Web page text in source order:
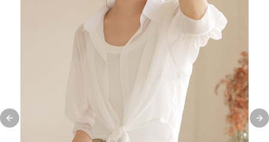
Previous slide